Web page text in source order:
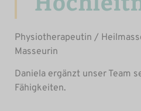
Physiotherapeutin /
Masseurin
Daniela ergänzt unser Team
Fähigkeiten.